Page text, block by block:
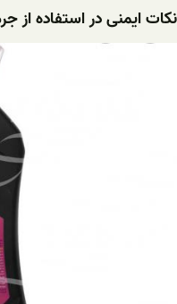
نکات ایمنی در استفاده از